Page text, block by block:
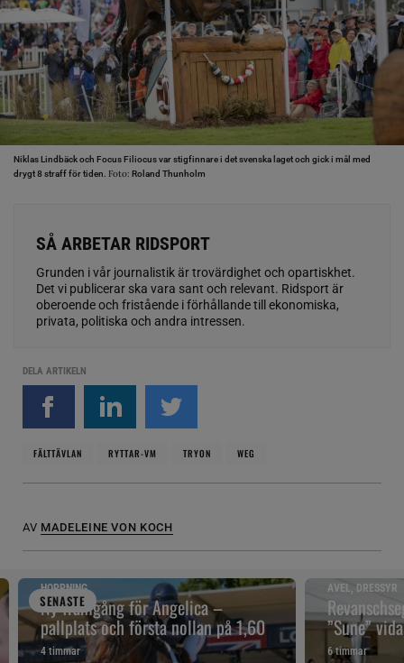
Niklas Lindbäck och Focus Filiocus var stigfinnare i det svenska laget och gick i mål med
drygt 8 straff för tiden. Foto: Roland Thunholm
SÅ ARBETAR RIDSPORT
Grunden i vår journalistik är trovärdighet och opartiskhet.
Det vi publicerar ska vara sant och relevant. Ridsport är
oberoende och fristående i förhållande till ekonomiska,
privata, politiska och andra intressen.
DELA ARTIKELN
FÄLTTÄVLAN RYTTAR-VM TRYON WEG
AV MADELEINE VON KOCH
SENASTE
HOPPNING
Ny framgång för Angelica –
pallplats och första nollan på 1,60
4 timmar
AVEL, DRESSYR
”Sune”
6 timmar